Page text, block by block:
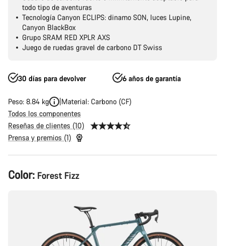
todo tipo de aventuras
Tecnología Canyon ECLIPS: dinamo SON, luces Lupine,
Canyon BlackBox
Grupo SRAM RED XPLR AXS
Juego de ruedas gravel de carbono DT Swiss
30 días para devolver 6 años de garantía
Peso: 8.84 kg
Material: Carbono (CF)
Todos los componentes
Reseñas de clientes (10)
Prensa y premios (1)
Configuración
del
Color: Forest Fizz